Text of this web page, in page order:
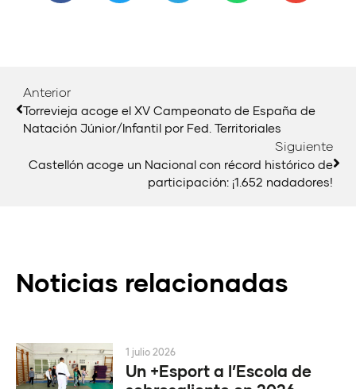
Anterior
Torrevieja acoge el XV Campeonato de España de
Natación Júnior/Infantil por Fed. Territoriales
Siguiente
Castellón acoge un Nacional con récord histórico de
participación: ¡1.652 nadadores!
Noticias relacionadas
Un +Esport a l’Escola de
1 julio 2026